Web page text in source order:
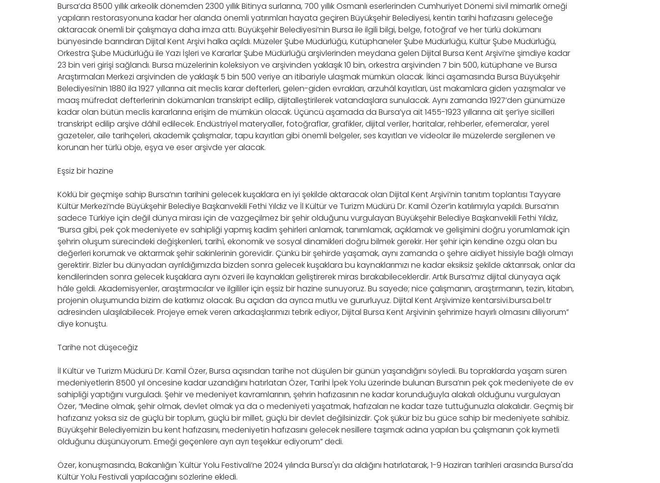
Bursa’da 8500 yıllık arkeolik dönemden 2300 yıllık Bitinya surlarına, 700 yıllık Osmanlı eserlerinden Cumhuriyet Dönemi sivil mimarlık örneği
yapıların restorasyonuna kadar her alanda önemli yatırımları hayata geçiren Büyükşehir Belediyesi, kentin tarihi hafızasını geleceğe
aktaracak önemli bir çalışmaya daha imza attı. Büyükşehir Belediyesi’nin Bursa ile ilgili bilgi, belge, fotoğraf ve her türlü dokümanı
bünyesinde barındıran Dijital Kent Arşivi halka açıldı. Müzeler Şube Müdürlüğü, Kütüphaneler Şube Müdürlüğü, Kültür Şube Müdürlüğü,
Orkestra Şube Müdürlüğü ile Yazı İşleri ve Kararlar Şube Müdürlüğü arşivlerinden meydana gelen Dijital Bursa Kent Arşivi’ne şimdiye kadar
23 bin veri girişi sağlandı. Bursa müzelerinin koleksiyon ve arşivinden yaklaşık 10 bin, orkestra arşivinden 7 bin 500, kütüphane ve Bursa
Araştırmaları Merkezi arşivinden de yaklaşık 5 bin 500 veriye an itibariyle ulaşmak mümkün olacak. İkinci aşamasında Bursa Büyükşehir
Belediyesi’nin 1880 ila 1927 yıllarına ait meclis karar defterleri, gelen-giden evrakları, arzuhâl kayıtları, üst makamlara giden yazışmalar ve
maaş müfredat defterlerinin dokümanları transkript edilip, dijitalleştirilerek vatandaşlara sunulacak. Aynı zamanda 1927’den günümüze
kadar olan bütün meclis kararlarına erişim de mümkün olacak. Üçüncü aşamada da Bursa’ya ait 1455-1923 yıllarına ait şer’iye sicilleri
transkript edilip arşive dâhil edilecek. Endüstriyel materyaller, fotoğraflar, grafikler, dijital veriler, haritalar, rehberler, efemeralar, yerel
gazeteler, aile tarihçeleri, akademik çalışmalar, tapu kayıtları gibi önemli belgeler, ses kayıtları ve videolar ile müzelerde sergilenen ve
korunan her türlü obje, eşya ve eser arşivde yer alacak.
Eşsiz bir hazine
Köklü bir geçmişe sahip Bursa’nın tarihini gelecek kuşaklara en iyi şekilde aktaracak olan Dijital Kent Arşivi’nin tanıtım toplantısı Tayyare
Kültür Merkezi’nde Büyükşehir Belediye Başkanvekili Fethi Yıldız ve İl Kültür ve Turizm Müdürü Dr. Kamil Özer’in katılımıyla yapıldı. Bursa’nın
sadece Türkiye için değil dünya mirası için de vazgeçilmez bir şehir olduğunu vurgulayan Büyükşehir Belediye Başkanvekili Fethi Yıldız,
“Bursa gibi, pek çok medeniyete ev sahipliği yapmış kadim şehirleri anlamak, tanımlamak, açıklamak ve gelişimini doğru yorumlamak için
şehrin oluşum sürecindeki değişkenleri, tarihî, ekonomik ve sosyal dinamikleri doğru bilmek gerekir. Her şehir için kendine özgü olan bu
değerleri korumak ve aktarmak şehir sakinlerinin görevidir. Çünkü bir şehirde yaşamak, aynı zamanda o şehre aidiyet hissiyle bağlı olmayı
gerektirir. Bizler bu dünyadan ayrıldığımızda bizden sonra gelecek kuşaklara bu kaynaklarımızı ne kadar eksiksiz şekilde aktarırsak, onlar da
kendilerinden sonra gelecek kuşaklara aynı özveri ile kaynakları geliştirerek miras bırakabileceklerdir. Artık Bursa’mız dijital dünyaya açık
hâle geldi. Akademisyenler, araştırmacılar ve ilgililer için eşsiz bir hazine sunuyoruz. Bu sayede; nice çalışmanın, araştırmanın, tezin, kitabın,
projenin oluşumunda bizim de katkımız olacak. Bu açıdan da ayrıca mutlu ve gururluyuz. Dijital Kent Arşivimize kentarsivi.bursa.bel.tr
adresinden ulaşılabilecek. Projeye emek veren arkadaşlarımızı tebrik ediyor, Dijital Bursa Kent Arşivinin şehrimize hayırlı olmasını diliyorum”
diye konuştu.
Tarihe not düşeceğiz
İl Kültür ve Turizm Müdürü Dr. Kamil Özer, Bursa açısından tarihe not düşülen bir günün yaşandığını söyledi. Bu topraklarda yaşam süren
medeniyetlerin 8500 yıl öncesine kadar uzandığını hatırlatan Özer, Tarihi İpek Yolu üzerinde bulunan Bursa’nın pek çok medeniyete de ev
sahipliği yaptığını vurguladı. Şehir ve medeniyet kavramlarının, şehrin hafızasının ne kadar korunduğuyla alakalı olduğunu vurgulayan
Özer, “Medine olmak, şehir olmak, devlet olmak ya da o medeniyeti yaşatmak, hafızaları ne kadar taze tuttuğunuzla alakalıdır. Geçmiş bir
hafızanız yoksa siz de güçlü bir toplum, güçlü bir millet, güçlü bir devlet değilsinizdir. Çok şükür biz bu güce sahip bir medeniyete sahibiz.
Büyükşehir Belediyemizin bu kent hafızasını, medeniyetin hafızasını gelecek nesillere taşımak adına yapılan bu çalışmanın çok kıymetli
olduğunu düşünüyorum. Emeği geçenlere ayrı ayrı teşekkür ediyorum” dedi.
Özer, konuşmasında, Bakanlığın 'Kültür Yolu Festivali’ne 2024 yılında Bursa'yı da aldığını hatırlatarak, 1-9 Haziran tarihleri arasında Bursa'da
Kültür Yolu Festivali yapılacağını sözlerine ekledi.